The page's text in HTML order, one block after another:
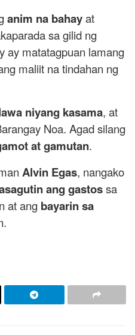
anim na bahayat
sa gilid ng
ay matatagpuan lamang
maliit na tindahan ng
niyang kasama, at
Noa. Agad silang
at gamutan.
Alvin Egas, nangako
ang gastossa
at ang bayarin sa